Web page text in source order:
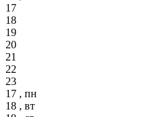
17
18
19
20
21
22
23
17 , пн
18 , вт